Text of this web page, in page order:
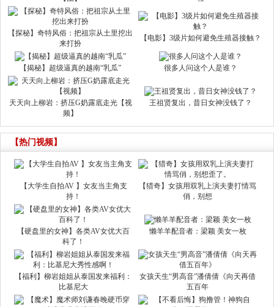
【探秘】奇特风俗：把祖宗从土里挖出
来打扮
【电影】3级片如何避免生殖器接触？
【揭秘】超级逼真的越南“乳瓜” 很多人问这个人是谁？
天天向上柳岩：挤压G奶露底走光【视
频】
王祖贤复出，昔日女神没钱了？
【热门视频】
【大学生自拍AV 】女友当主角支
持！
【猎奇】女孩用双乳上演夫妻打情骂
俏，别想
【硬盘里的女神】各类AV女优大百
科了！
懒羊羊配音者：梁颖 美女一枚
【福利】柳岩姐姐从泰国发来福利：
比基尼大
女孩天生“男高音”潘倩倩《向天再借
五百年